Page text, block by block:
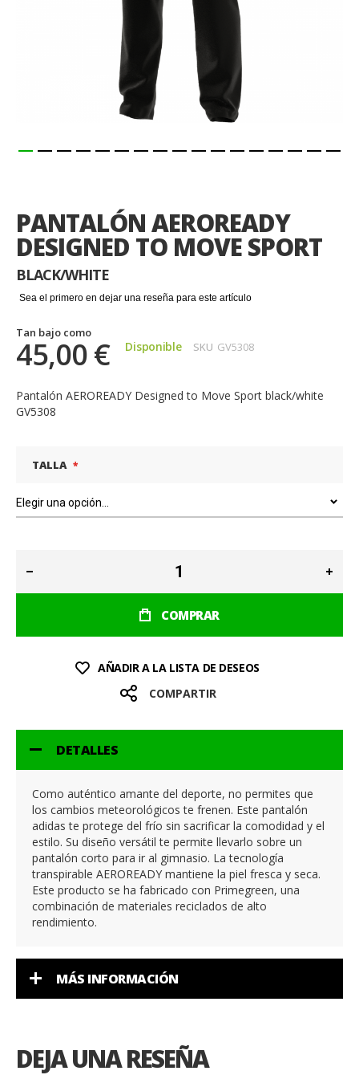
PANTALÓN AEROREADY
DESIGNED TO MOVE SPORT
BLACK/WHITE
Sea el primero en dejar una reseña para este artículo
Tan bajo como
45,00 € Disponible SKU GV5308
Pantalón AEROREADY Designed to Move Sport black/white
GV5308
TALLA
COMPRAR
AÑADIR A LA LISTA DE DESEOS
COMPARTIR
de
la
galería
de
imágenes
DETALLES
Como auténtico amante del deporte, no permites que
los cambios meteorológicos te frenen. Este pantalón
adidas te protege del frío sin sacrificar la comodidad y el
estilo. Su diseño versátil te permite llevarlo sobre un
pantalón corto para ir al gimnasio. La tecnología
transpirable AEROREADY mantiene la piel fresca y seca.
Este producto se ha fabricado con Primegreen, una
combinación de materiales reciclados de alto
rendimiento.
MÁS INFORMACIÓN
DEJA UNA RESEÑA